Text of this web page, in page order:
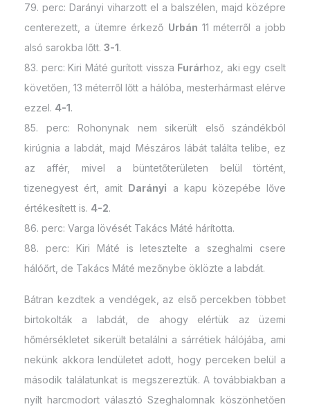
79. perc: Darányi viharzott el a balszélen, majd középre
centerezett, a ütemre érkező Urbán 11 méterről a jobb
alsó sarokba lőtt. 3-1.
83. perc: Kiri Máté gurított vissza Furárhoz, aki egy cselt
követően, 13 méterről lőtt a hálóba, mesterhármast elérve
ezzel. 4-1.
85. perc: Rohonynak nem sikerült első szándékból
kirúgnia a labdát, majd Mészáros lábát találta telibe, ez
az affér, mivel a büntetőterületen belül történt,
tizenegyest ért, amit Darányi a kapu közepébe lőve
értékesített is. 4-2.
86. perc: Varga lövését Takács Máté hárította.
88. perc: Kiri Máté is letesztelte a szeghalmi csere
hálóőrt, de Takács Máté mezőnybe öklözte a labdát.
Bátran kezdtek a vendégek, az első percekben többet
birtokolták a labdát, de ahogy elértük az üzemi
hőmérsékletet sikerült betalálni a sárrétiek hálójába, ami
nekünk akkora lendületet adott, hogy perceken belül a
második találatunkat is megszereztük. A továbbiakban a
nyílt harcmodort választó Szeghalomnak köszönhetően